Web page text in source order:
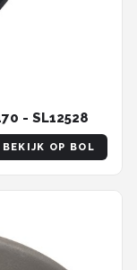
- SL12528
BEKIJK OP BOL